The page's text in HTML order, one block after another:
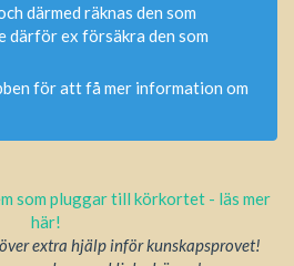
därmed räknas den som
därför ex försäkra den som
för att få mer information om
extra hjälp inför kunskapsprovet!